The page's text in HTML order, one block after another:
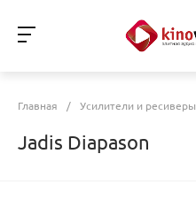
Главная / Усилители и ресиверы
Jadis Diapason